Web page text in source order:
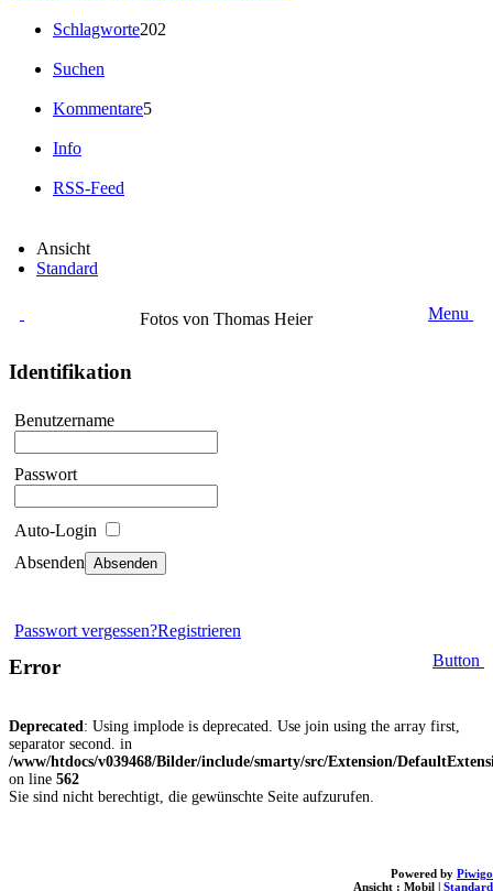
Schlagworte202
Suchen
Kommentare5
Info
RSS-Feed
Ansicht
Standard
Fotos von Thomas Heier Menu
Identifikation
Benutzername
Passwort
Auto-Login
Absenden
Passwort vergessen?Registrieren
Powered by Piwigo
Ansicht : Mobil | Standard
Error Button
Deprecated : Using implode is deprecated. Use join using the array first,
separator second. in
/www/htdocs/v039468/Bilder/include/smarty/src/Extension/
on line 562
Sie sind nicht berechtigt, die gewünschte Seite aufzurufen.